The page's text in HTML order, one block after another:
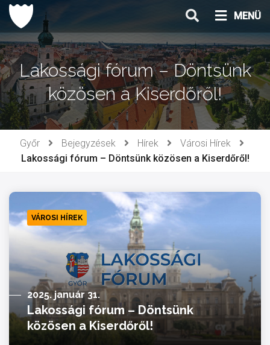
Ugrás
tartalomhoz
MENÜ
Lakossági fórum – Döntsünk
közösen a Kiserdőről!
Győr Bejegyzések Hírek
Városi Hírek
Lakossági fórum – Döntsünk közösen a Kiserdőről!
VÁROSI HÍREK
2025. január 31.
Lakossági fórum – Döntsünk
közösen a Kiserdőről!